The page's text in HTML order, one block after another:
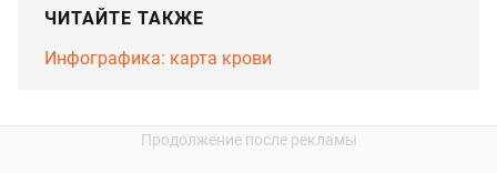
ЧИТАЙТЕ ТАКЖЕ
Инфографика: карта крови